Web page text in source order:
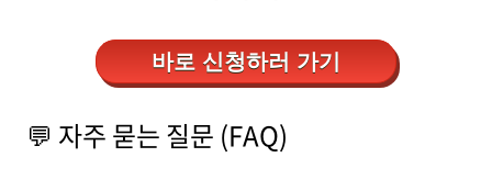
바로 신청하러 가기
💬 자주 묻는 질문 (FAQ)